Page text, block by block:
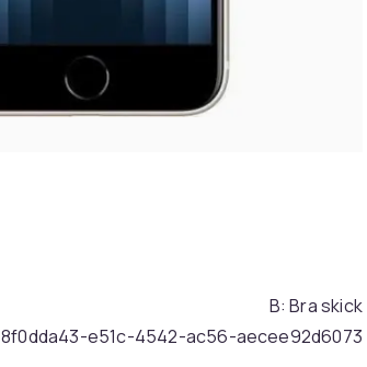
B: Bra skick
8f0dda43-e51c-4542-ac56-aecee92d6073